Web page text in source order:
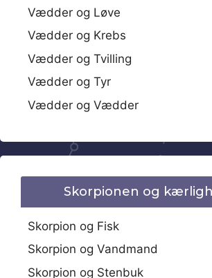
Vædder og Løve
Vædder og Krebs
Vædder og Tvilling
Vædder og Tyr
Vædder og Vædder
Skorpionen og
Skorpion og Fisk
Skorpion og Vandmand
Skorpion og Stenbuk